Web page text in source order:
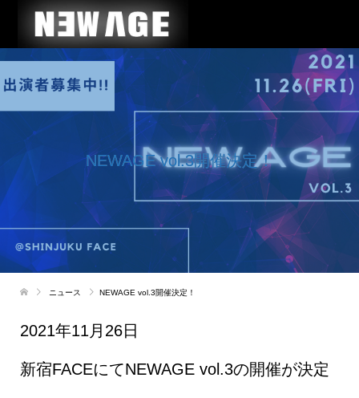
NEWAGE vol.3開催決定！
ニュース NEWAGE vol.3開催決定！
2021年11月26日
新宿FACEにてNEWAGE vol.3の開催が決定